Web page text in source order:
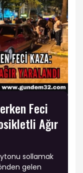
Feci
Ağır
sollamak
gelen